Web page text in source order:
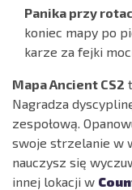
Panika przy
koniec mapy po
karze za fejki
Mapa Ancient CS2
Nagradza
zespołową.
swoje strzelanie w
nauczysz się
innej lokacji w